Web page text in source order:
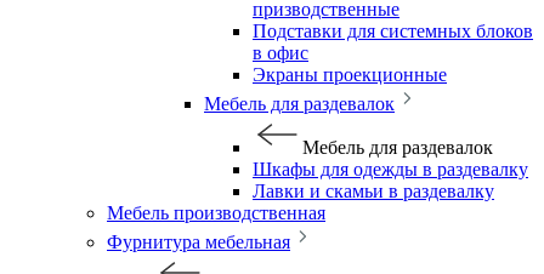
призводственные
Подставки для системных блоков
в офис
Экраны проекционные
Мебель для раздевалок
Мебель для раздевалок
Шкафы для одежды в раздевалку
Лавки и скамьи в раздевалку
Мебель производственная
Фурнитура мебельная